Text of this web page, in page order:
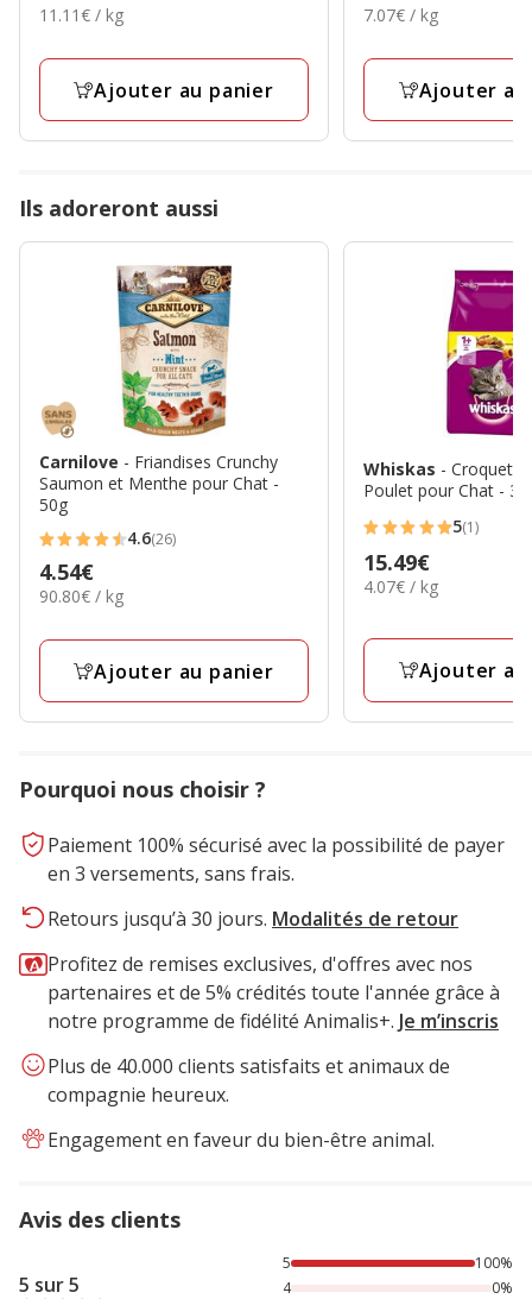
avec
7
1.89€
11.11€
Kg
11.11€ / kg
Ajouter au panier
avec
2
6.79€
7.07€
Kg
7.07€ / kg
Ajouter
Ils adoreront aussi
Carnilove - Friandises Crunchy
Saumon et Menthe pour Chat -
50g
4.6
étoiles
avec
26
4.6(26)
Prix
4.54€
4.54€
90.80€
Kg
90.80€ / kg
Ajouter au panier
Whiskas -
Poulet pour Chat -
5
étoiles
avec
avis
5(1)
Prix
15.49€
15.49€
4.07€
4.07€ / kg
Ajouter
Pourquoi nous choisir ?
Paiement 100% sécurisé avec la possibilité de payer
en 3 versements, sans frais.
Retours jusqu’à 30 jours. Modalités de retour
Profitez de remises exclusives, d'offres avec nos
partenaires et de 5% crédités toute l'année grâce à
notre programme de fidélité Animalis+. Je m’inscris
Plus de 40.000 clients satisfaits et animaux de
compagnie heureux.
Engagement en faveur du bien-être animal.
Avis des clients
5 sur 5
100% des personnes lont noté avec {1} étoiles,
5
100%
4
0%